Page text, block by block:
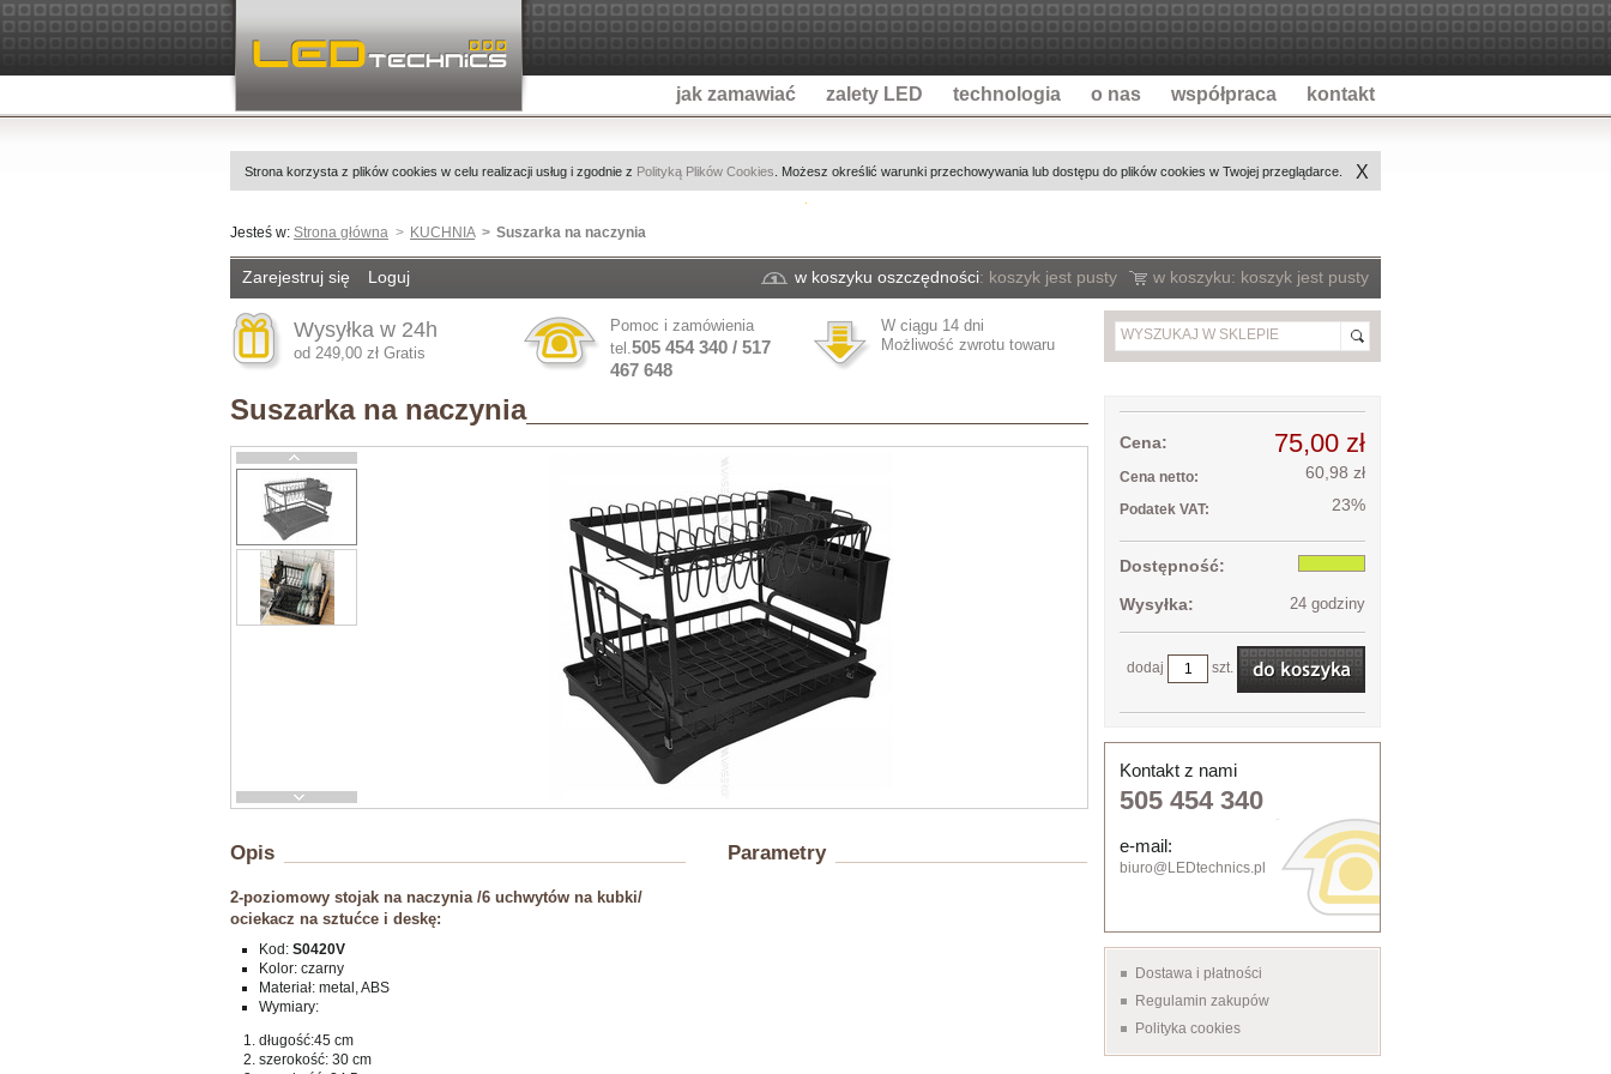
jak zamawiać zalety LED technologia o nas współpraca kontakt
X
Strona korzysta z plików cookies w celu realizacji usług i zgodnie z Polityką Plików Cookies . Możesz określić warunki przechowywania lub dostępu do plików cookies w Twojej przeglądarce.
Jesteś w: Strona główna KUCHNIA Suszarka na naczynia
Zarejestruj się Loguj w koszyku: koszyk jest pusty
w koszyku oszczędności: koszyk jest pusty
Wysyłka w 24h
od 249,00 zł Gratis
Pomoc i zamówienia
tel. 505 454 340 / 517
467 648
W ciągu 14 dni
Możliwość zwrotu towaru
Suszarka na naczynia
Parametry
Opis
2-poziomowy stojak na naczynia /6 uchwytów na kubki/
ociekacz na sztućce i deskę:
Kod: S0420V
Kolor: czarny
Materiał: metal, ABS
Wymiary:
długość:45 cm
szerokość: 30 cm
Cena: 75,00 zł
Cena netto: 60,98 zł
Podatek VAT: 23%
Dostępność:
Wysyłka:
24 godziny
dodaj szt.
Kontakt z nami
505 454 340
e-mail:
biuro@LEDtechnics.pl
Dostawa i płatności
Regulamin zakupów
Polityka cookies